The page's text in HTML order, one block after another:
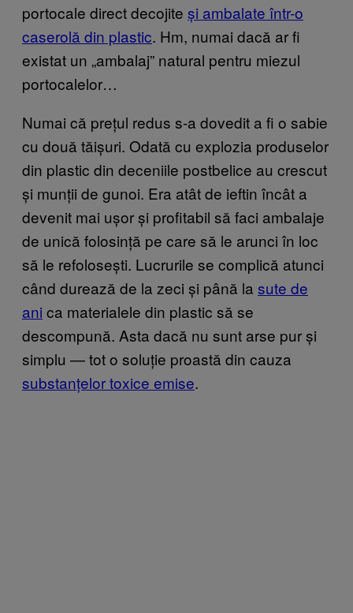
portocale direct decojite și ambalate într-o
caserolă din plastic. Hm, numai dacă ar fi
existat un „ambalaj” natural pentru miezul
portocalelor…
Numai că prețul redus s-a dovedit a fi o sabie
cu două tăișuri. Odată cu explozia produselor
din plastic din deceniile postbelice au crescut
și munții de gunoi. Era atât de ieftin încât a
devenit mai ușor și profitabil să faci ambalaje
de unică folosință pe care să le arunci în loc
să le refolosești. Lucrurile se complică atunci
când durează de la zeci și până la sute de
ani ca materialele din plastic să se
descompună. Asta dacă nu sunt arse pur și
simplu — tot o soluție proastă din cauza
substanțelor toxice emise.